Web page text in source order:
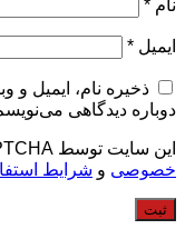
نام *
ایمیل *
ذخیره نام، ایمیل
دوباره دیدگاهی
این سایت توسط reCAPTCHA و گوگل محافظت می‌شود
خصوصی و شرایط